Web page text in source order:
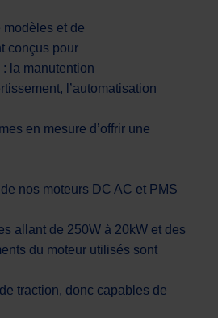
modèles et de
conçus pour
la manutention
l’automatisation
en mesure d’offrir une
nos moteurs DC AC et PMS
allant de 250W à 20kW et des
du moteur utilisés sont
traction, donc capables de